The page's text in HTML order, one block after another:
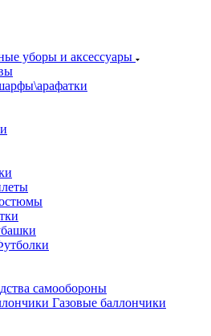
уборы и аксессуары
самообороны
Газовые баллончики